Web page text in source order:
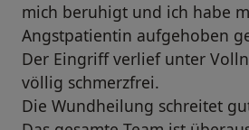
mich beruhigt und ich habe
Angstpatientin aufgehoben
Der Eingriff verlief unter
völlig schmerzfrei.
Die Wundheilung schreitet